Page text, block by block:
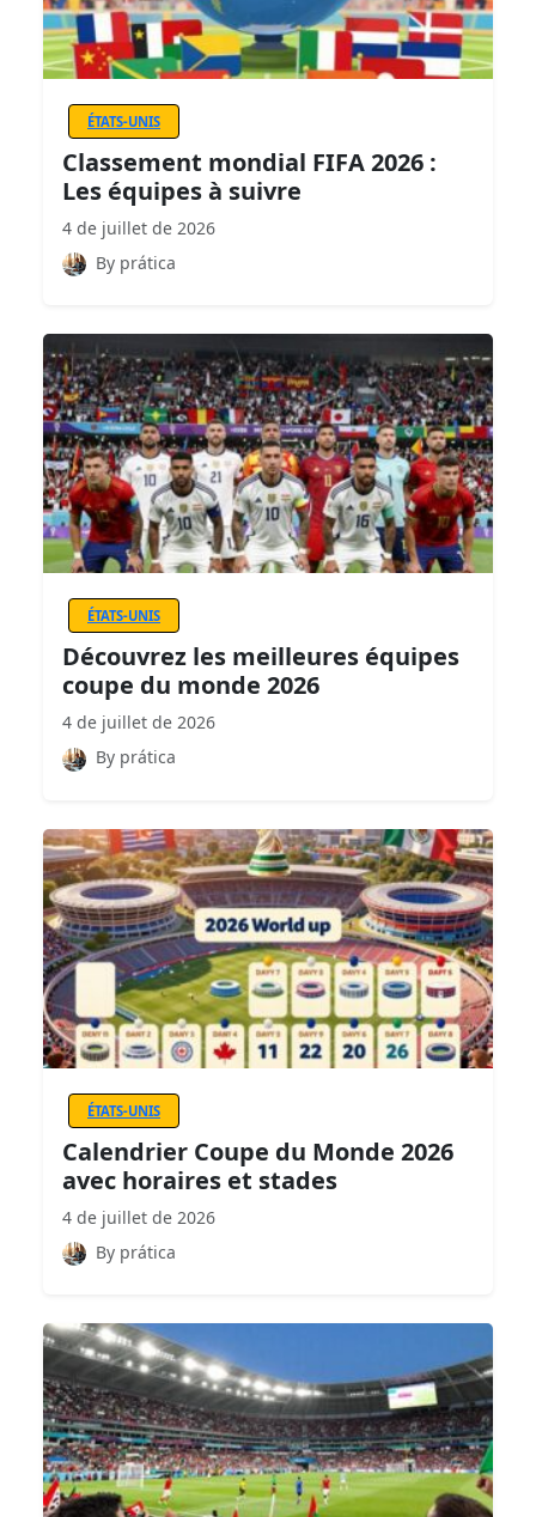
ÉTATS-UNIS
Classement mondial FIFA 2026 :
Les équipes à suivre
4 de juillet de 2026
By prática
ÉTATS-UNIS
Découvrez les meilleures équipes
coupe du monde 2026
4 de juillet de 2026
By prática
ÉTATS-UNIS
Calendrier Coupe du Monde 2026
avec horaires et stades
4 de juillet de 2026
By prática